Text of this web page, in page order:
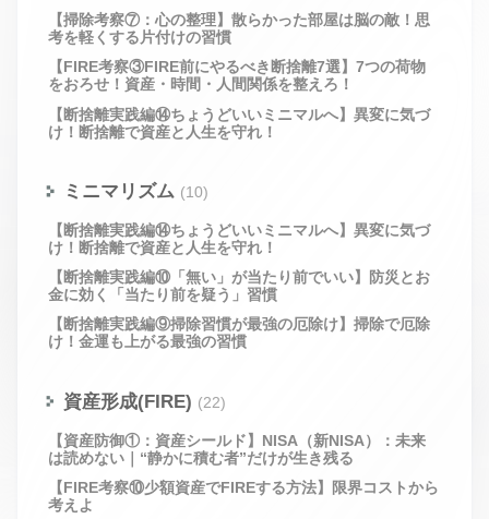
【掃除考察⑦：心の整理】散らかった部屋は脳の敵！思
考を軽くする片付けの習慣
【FIRE考察③FIRE前にやるべき断捨離7選】7つの荷物
をおろせ！資産・時間・人間関係を整えろ！
【断捨離実践編⑭ちょうどいいミニマルへ】異変に気づ
け！断捨離で資産と人生を守れ！
ミニマリズム (10)
【断捨離実践編⑭ちょうどいいミニマルへ】異変に気づ
け！断捨離で資産と人生を守れ！
【断捨離実践編⑩「無い」が当たり前でいい】防災とお
金に効く「当たり前を疑う」習慣
【断捨離実践編⑨掃除習慣が最強の厄除け】掃除で厄除
け！金運も上がる最強の習慣
資産形成(FIRE) (22)
【資産防御①：資産シールド】NISA（新NISA）：未来
は読めない｜“静かに積む者”だけが生き残る
【FIRE考察⑩少額資産でFIREする方法】限界コストから
考えよ